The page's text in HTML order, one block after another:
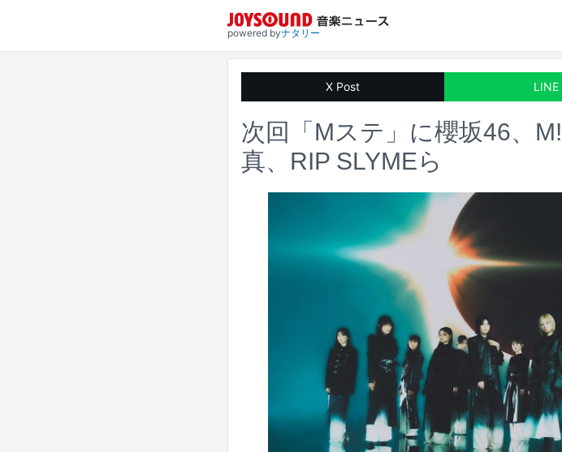
powered byナタリー
X Post LINE
次回「Mステ」に櫻坂46、
真、RIP SLYMEら